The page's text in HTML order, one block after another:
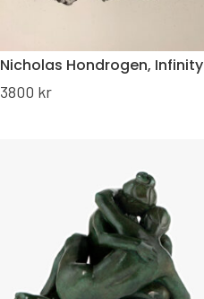
Nicholas Hondrogen, Infinity
3800 kr